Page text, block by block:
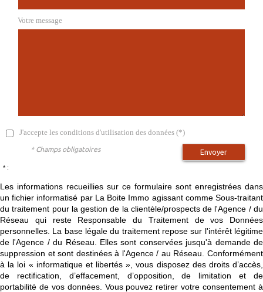
Votre message
J'accepte les conditions d'utilisation des données (*)
Envoyer
* Champs obligatoires
* :
Les informations recueillies sur ce formulaire sont enregistrées dans
un fichier informatisé par La Boite Immo agissant comme Sous-traitant
du traitement pour la gestion de la clientèle/prospects de l'Agence / du
Réseau qui reste Responsable du Traitement de vos Données
personnelles. La base légale du traitement repose sur l'intérêt légitime
de l'Agence / du Réseau. Elles sont conservées jusqu'à demande de
suppression et sont destinées à l'Agence / au Réseau. Conformément
à la loi « informatique et libertés », vous disposez des droits d’accès,
de rectification, d’effacement, d’opposition, de limitation et de
portabilité de vos données. Vous pouvez retirer votre consentement à